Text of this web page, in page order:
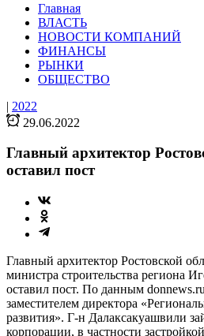
Главная
ВЛАСТЬ
НОВОСТИ КОМПАНИЙ
ФИНАНСЫ
РЫНКИ
ОБЩЕСТВО
| 2022
29.06.2022
Главный архитектор
оставил пост
Главный архитектор Ростовской
министра строительства региона
оставил пост. По данным
заместителем директора
развития». Г-н Далаксакуашвили
корпорации, в частности